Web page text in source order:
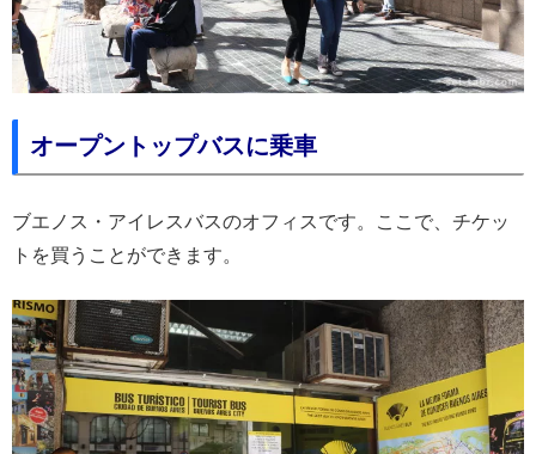
オープントップバスに乗車
ブエノス・アイレスバスのオフィスです。ここで、チケッ
トを買うことができます。